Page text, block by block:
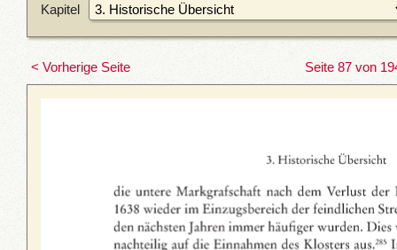
Kapitel
< Vorherige Seite Seite 87 von